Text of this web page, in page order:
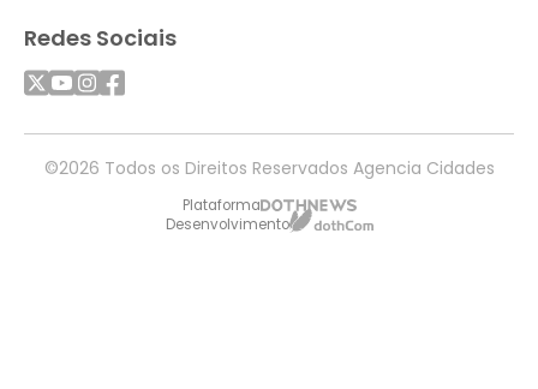
Redes Sociais
©2026 Todos os Direitos Reservados Agencia Cidades
Plataforma
Desenvolvimento